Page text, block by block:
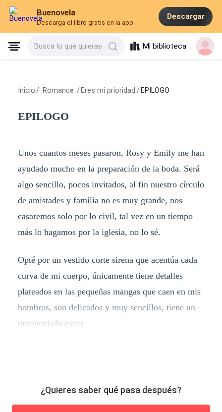
Buenovela
Descarga el libro gratis en la app
Descargar
Busca lo que quieras Mi biblioteca
Inicio / Romance / Eres mi prioridad / EPILOGO
EPILOGO
Unos cuantos meses pasaron, Rosy y Emily me han
ayudado mucho en la preparación de la boda. Será
algo sencillo, pocos invitados, al fin nuestro círculo
de amistades y familia no es muy grande, nos
casaremos solo por lo civil, tal vez en un tiempo
más lo hagamos por la iglesia, no lo sé.
Opté por un vestido corte sirena que acentúa cada
curva de mi cuerpo, únicamente tiene detalles
plateados en las pequeñas mangas que caen en mis
hombros, son delicados y muy sencillos, tiene un
pronunciado escot
¿Quieres saber qué pasa después?